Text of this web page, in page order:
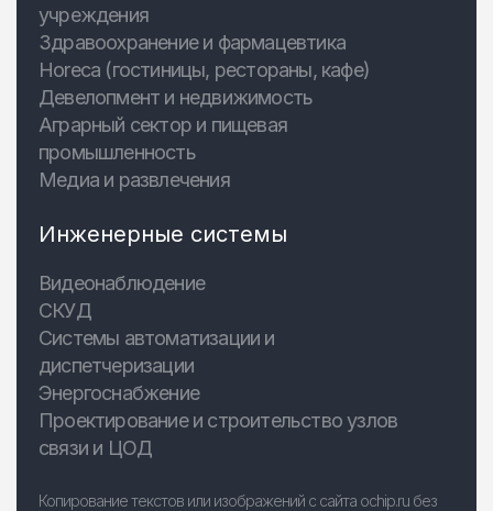
учреждения
Здравоохранение и фармацевтика
Horeca (гостиницы, рестораны, кафе)
Девелопмент и недвижимость
Аграрный сектор и пищевая
промышленность
Медиа и развлечения
Инженерные системы
Видеонаблюдение
СКУД
Системы автоматизации и
диспетчеризации
Энергоснабжение
Проектирование и строительство узлов
связи и ЦОД
Копирование текстов или изображений с сайта ochip.ru без